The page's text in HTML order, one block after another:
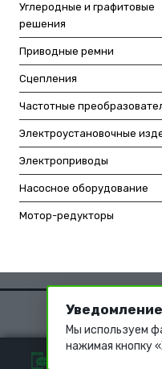
Углеродные и графитовые
решения
Приводные ремни
Сцепления
Частотные
Электроустановочные
Электроприводы
Насосное оборудование
Мотор-редукторы
Мы используем
нажимая кнопку